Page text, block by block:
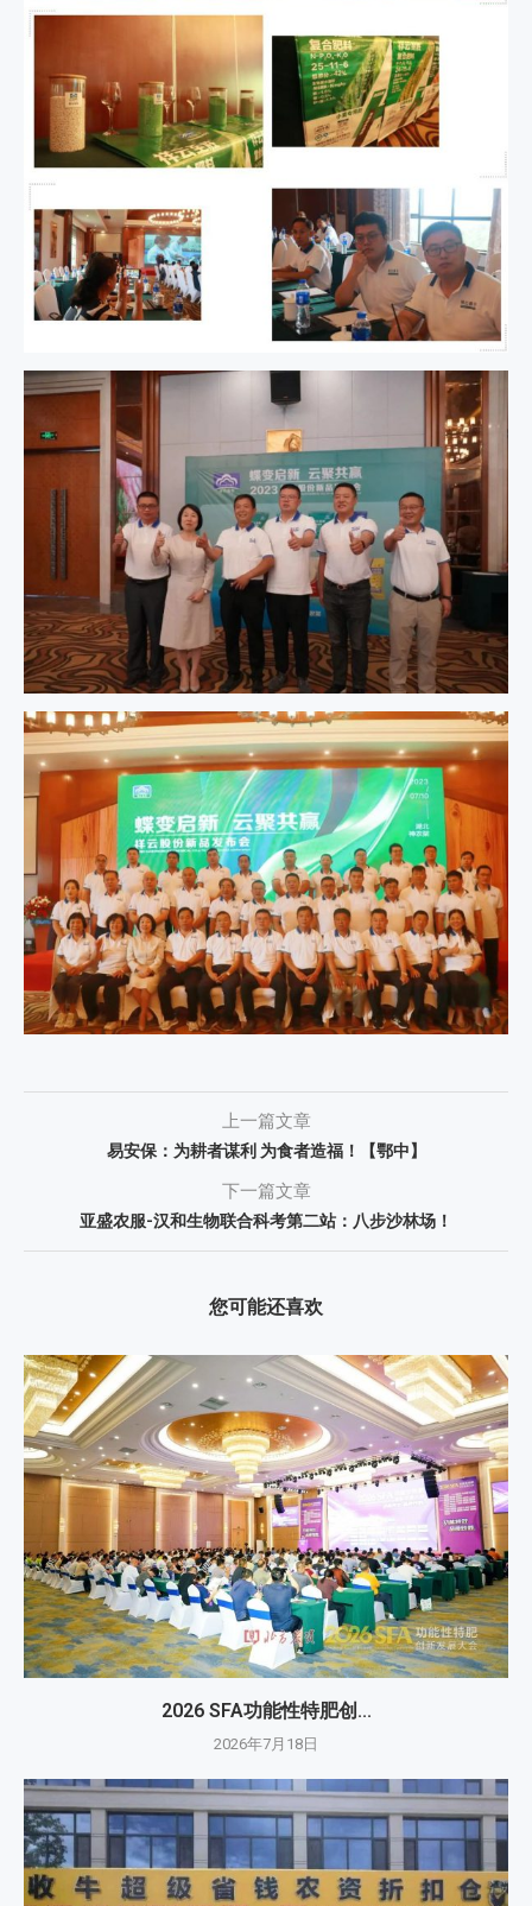
上一篇文章
易安保：为耕者谋利 为食者造福！【鄂中】
下一篇文章
亚盛农服-汉和生物联合科考第二站：八步沙林场！
您可能还喜欢
2026 SFA功能性特肥创...
2026年7月18日